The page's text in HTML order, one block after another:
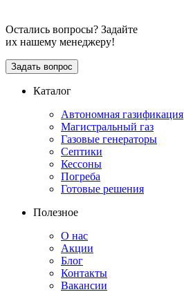
Остались вопросы? Задайте
их нашему менеджеру!
Задать вопрос
Каталог
Автономная газификация
Магистральный газ
Газовые генераторы
Септики
Кессоны
Погреба
Готовые решения
Полезное
О нас
Акции
Блог
Контакты
Вакансии